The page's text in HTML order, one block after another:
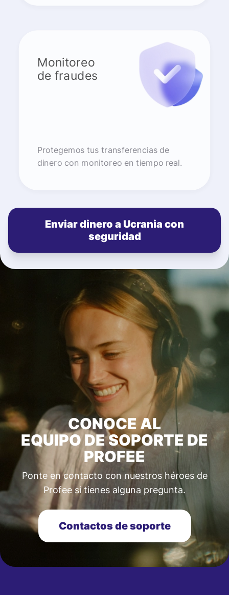
Monitoreo
de fraudes
Protegemos tus transferencias de
dinero con monitoreo en tiempo real.
Enviar dinero a Ucrania con
seguridad
CONOCE AL
EQUIPO DE SOPORTE DE
PROFEE
Ponte en contacto con nuestros héroes de
Profee si tienes alguna pregunta.
Contactos de soporte